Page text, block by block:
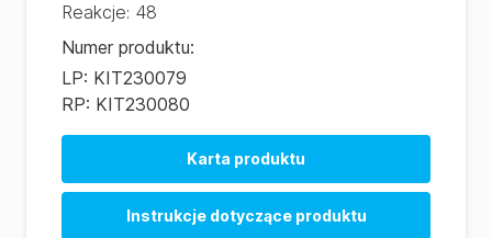
Reakcje: 48
Numer produktu:
LP: KIT230079
RP: KIT230080
Karta produktu
Instrukcje dotyczące produktu